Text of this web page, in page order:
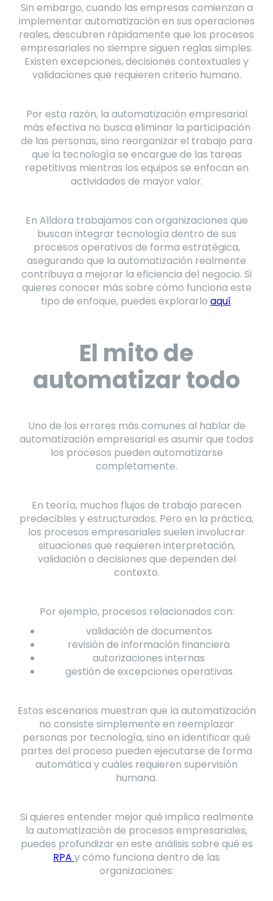
Sin embargo, cuando las empresas comienzan a
implementar automatización en sus operaciones
reales, descubren rápidamente que los procesos
empresariales no siempre siguen reglas simples.
Existen excepciones, decisiones contextuales y
validaciones que requieren criterio humano.
Por esta razón, la automatización empresarial
más efectiva no busca eliminar la participación
de las personas, sino reorganizar el trabajo para
que la tecnología se encargue de las tareas
repetitivas mientras los equipos se enfocan en
actividades de mayor valor.
En Alldora trabajamos con organizaciones que
buscan integrar tecnología dentro de sus
procesos operativos de forma estratégica,
asegurando que la automatización realmente
contribuya a mejorar la eficiencia del negocio. Si
quieres conocer más sobre cómo funciona este
tipo de enfoque, puedes explorarlo aquí.
El mito de
automatizar todo
Uno de los errores más comunes al hablar de
automatización empresarial es asumir que todos
los procesos pueden automatizarse
completamente.
En teoría, muchos flujos de trabajo parecen
predecibles y estructurados. Pero en la práctica,
los procesos empresariales suelen involucrar
situaciones que requieren interpretación,
validación o decisiones que dependen del
contexto.
Por ejemplo, procesos relacionados con:
validación de documentos
revisión de información financiera
autorizaciones internas
gestión de excepciones operativas
Estos escenarios muestran que la automatización
no consiste simplemente en reemplazar
personas por tecnología, sino en identificar qué
partes del proceso pueden ejecutarse de forma
automática y cuáles requieren supervisión
humana.
Si quieres entender mejor qué implica realmente
la automatización de procesos empresariales,
puedes profundizar en este análisis sobre qué es
RPA y cómo funciona dentro de las
organizaciones: